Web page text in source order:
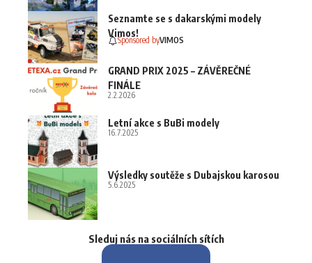
Seznamte se s dakarskými modely
Vimos!
Sponsored byVIMOS
GRAND PRIX 2025 – ZÁVĚREČNÉ
FINÁLE
2.2.2026
Letní akce s BuBi modely
16.7.2025
Výsledky soutěže s Dubajskou karosou
5.6.2025
Sleduj nás na sociálních sítích